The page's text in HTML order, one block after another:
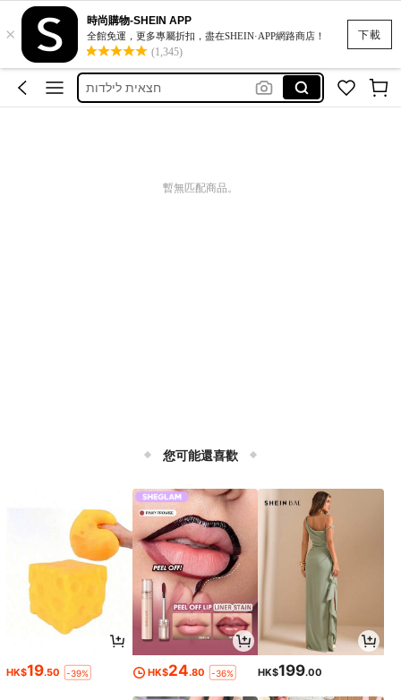
下載
×
時尚購物-SHEIN APP
全館免運，更多專屬折扣，盡在SHEIN·APP網路商店！
(1,345)
חצאיות לילדות יפות ארוכות🐚🌺🌸💐🌷
skirts for girls
חצאית לילדות
暫無匹配商品。
您可能還喜歡
HK$19.50 -39% HK$24.80 -36% HK$199.00